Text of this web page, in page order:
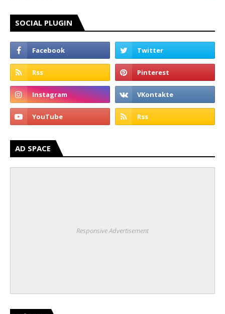
SOCIAL PLUGIN
AD SPACE
Responsive Advertisement